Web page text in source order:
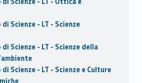
Scienze - LT - Scienze
Scienze - LT - Scienze della
Scienze - LT - Scienze e Culture